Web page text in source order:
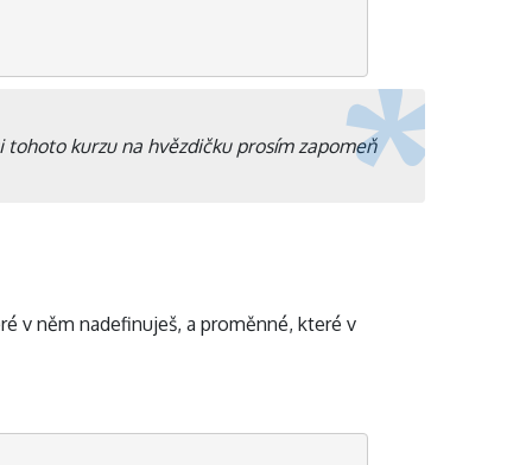
tohoto kurzu na hvězdičku prosím zapomeň
v něm nadefinuješ, a proměnné, které v